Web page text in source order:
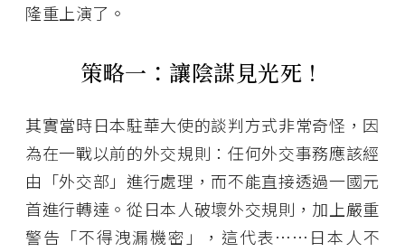
隆重上演了。
策略一：讓陰謀見光死！
其實當時日本駐華大使的談判方式非常奇怪，因
為在一戰以前的外交規則：任何外交事務應該經
由「外交部」進行處理，而不能直接透過一國元
首進行轉達。從日本人破壞外交規則，加上嚴重
警告「不得洩漏機密」，這代表……日本人不